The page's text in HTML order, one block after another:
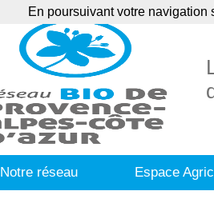
Agenda
Notre réseau Espace
En poursuivant votre